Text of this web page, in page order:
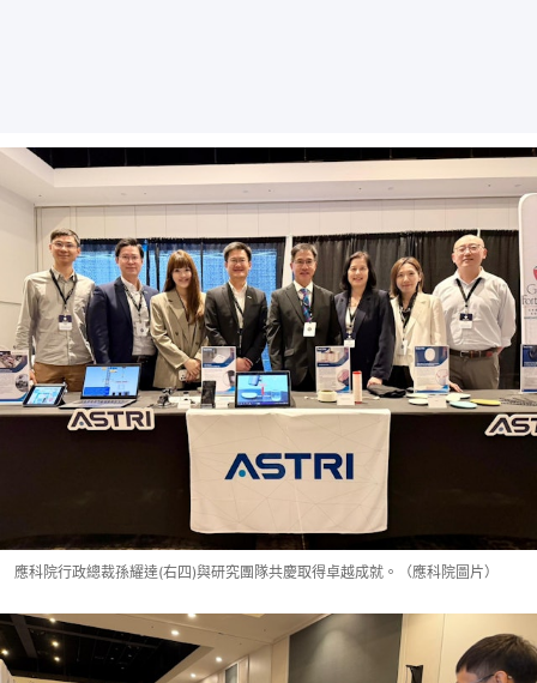
應科院行政總裁孫耀達(右四)與研究團隊共慶取得卓越成就。（應科院圖片）